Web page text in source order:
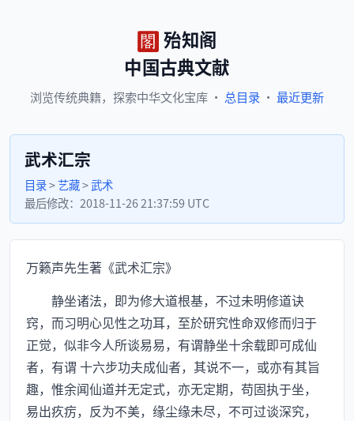
殆知阁
中国古典文献
浏览传统典籍， 探索中华文化宝库 · 总目录 · 最近更新
武术汇宗
目录>艺藏>武术
最后修改： 2018-11-26 21:37:59 UTC
万籁声先生著《武术汇宗》
静坐诸法，即为修大道根基，不过未明修道诀
窍，而习明心见性之功耳，至於研究性命双修而归于
正觉，似非今人所谈易易，有谓静坐十余载即可成仙
者，有谓 十六步功夫成仙者，其说不一，或亦有其旨
趣，惟余闻仙道并无定式，亦无定期，苟固执于坐，
易出疚疠，反为不美，缘尘缘未尽，不可过谈深究，